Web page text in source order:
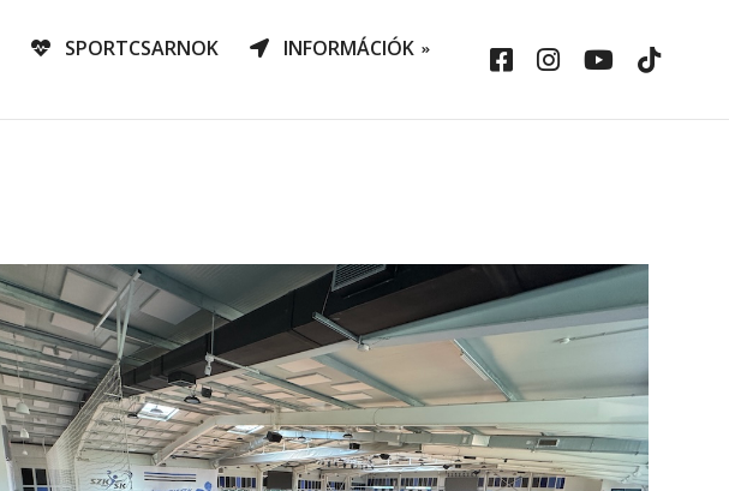
SPORTCSARNOK INFORMÁCIÓK
vállalás
Csepelauto